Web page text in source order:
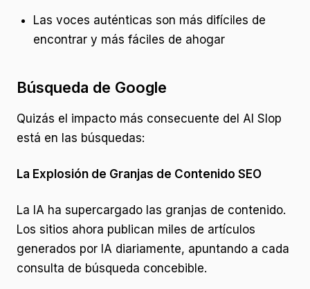
Las voces auténticas son más difíciles de
encontrar y más fáciles de ahogar
Búsqueda de Google
Quizás el impacto más consecuente del AI Slop
está en las búsquedas:
La Explosión de Granjas de Contenido SEO
La IA ha supercargado las granjas de contenido.
Los sitios ahora publican miles de artículos
generados por IA diariamente, apuntando a cada
consulta de búsqueda concebible.